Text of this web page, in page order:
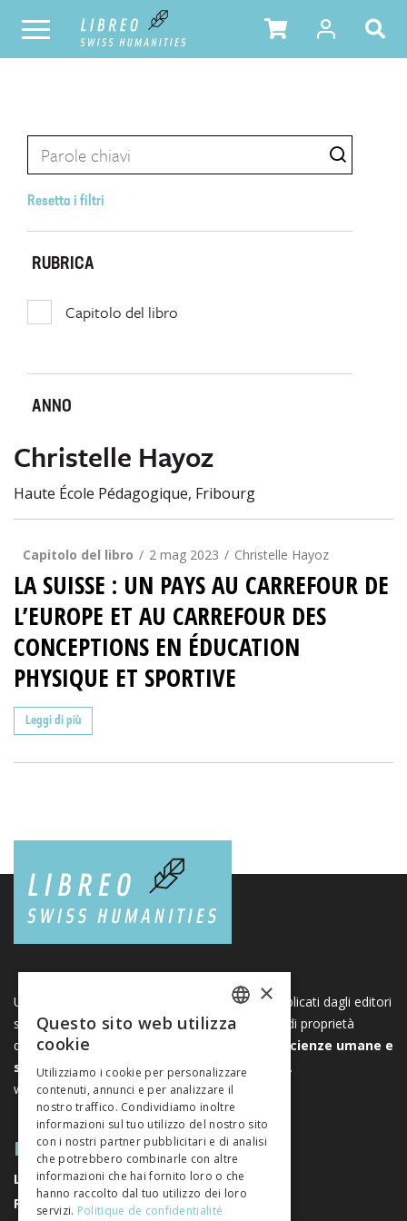
Resetta i filtri
RUBRICA
Capitolo del libro
ANNO
Christelle Hayoz
Haute École Pédagogique, Fribourg
Capitolo del libro 2 mag 2023 Christelle Hayoz
LA SUISSE : UN PAYS AU CARREFOUR DE
L’EUROPE ET AU CARREFOUR DES
CONCEPTIONS EN ÉDUCATION
PHYSIQUE ET SPORTIVE
Leggi di più
Una piattaforma unica per i libri e le riviste pubblicati dagli editori
svizzeri di scienze umane e sociali. Libreo.ch è di proprietà
dell’
Associazione svizzera degli editori di scienze umane e
sociali. È un’associazione senza scopo di lucro.
www.editeurssuisses.ch
MAPPA DEL SITO
LIBRI
RIVISTE
FRENCH
×
Questo sito web utilizza
cookie
Utilizziamo i cookie per personalizzare
contenuti, annunci e per analizzare il
nostro traffico. Condividiamo inoltre
informazioni sul tuo utilizzo del nostro sito
con i nostri partner pubblicitari e di analisi
che potrebbero combinarle con altre
informazioni che hai fornito loro o che
hanno raccolto dal tuo utilizzo dei loro
servizi. Politique de confidentialité